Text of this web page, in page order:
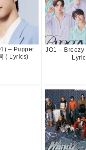
– Puppet
( Lyrics)
JO1 – Breezy